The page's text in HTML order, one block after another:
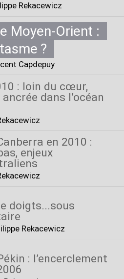
Rekacewicz
Moyen-Orient :
?
Capdepuy
: loin du cœur,
dans l’océan
en 2010 :
enjeux
doigts...sous
Rekacewicz
: l’encerclement